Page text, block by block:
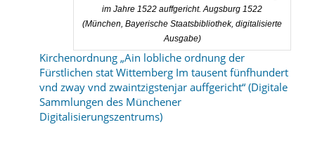
im Jahre 1522 auffgericht. Augsburg 1522
(München, Bayerische Staatsbibliothek, digitalisierte
Ausgabe)
Kirchenordnung „Ain lobliche ordnung der
Fürstlichen stat Wittemberg Im tausent fünfhundert
vnd zway vnd zwaintzigstenjar auffgericht“ (Digitale
Sammlungen des Münchener
Digitalisierungszentrums)